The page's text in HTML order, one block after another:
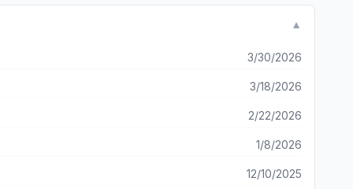
▼
3/30/2026
3/18/2026
2/22/2026
1/8/2026
12/10/2025